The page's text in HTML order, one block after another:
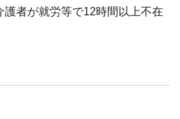
護者が就労等で12時間以上不在